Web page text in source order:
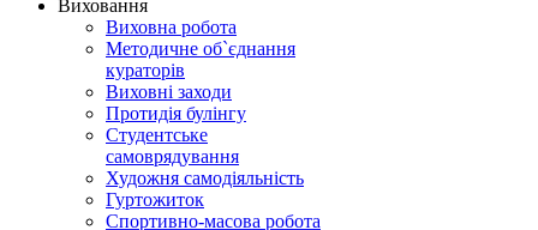
Виховання
Виховна робота
Методичне об`єднання
кураторів
Виховні заходи
Протидія булінгу
Студентське
самоврядування
Художня самодіяльність
Гуртожиток
Спортивно-масова робота